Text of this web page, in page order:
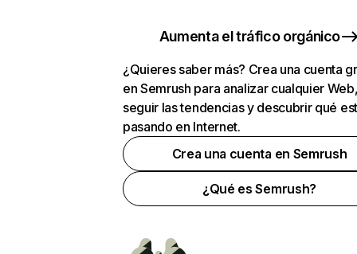
Aumenta el tráfico orgánico
¿Quieres saber más? Crea una cuenta
en Semrush para analizar cualquier
seguir las tendencias y descubrir qué
pasando en Internet.
Crea una cuenta en Semrush
¿Qué es Semrush?